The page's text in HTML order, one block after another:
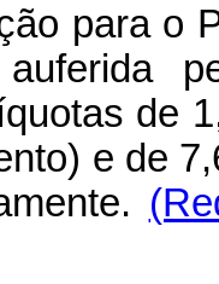
para o
de
e de